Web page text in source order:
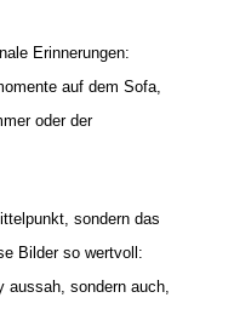
Erinnerungen:
auf dem Sofa,
oder der
sondern das
Bilder so wertvoll:
aussah, sondern auch,